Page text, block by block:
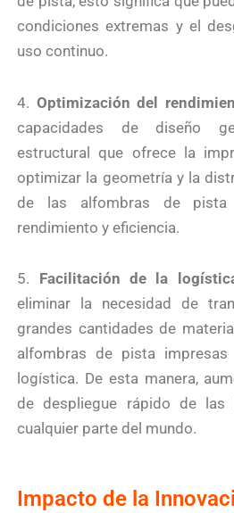
condiciones extremas y el
uso continuo.
4. Optimización del
capacidades de diseño
estructural que ofrece la
optimizar la geometría y la
de las alfombras de pista
rendimiento y eficiencia.
5. Facilitación de la
eliminar la necesidad de
grandes cantidades de
alfombras de pista
logística. De esta manera,
de despliegue rápido de las
cualquier parte del mundo.
Impacto de la